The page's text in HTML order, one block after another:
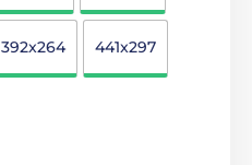
392x264 441x297